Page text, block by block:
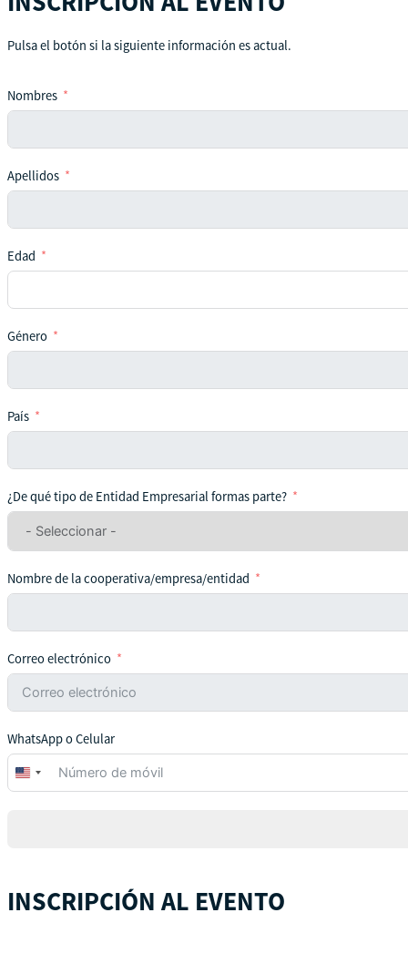
Pulsa el botón si la siguiente información es actual.
Nombres
Apellidos
Edad
Género
País
¿De qué tipo de Entidad Empresarial formas parte?
Nombre de la cooperativa/empresa/entidad
Correo electrónico
WhatsApp o Celular
United
States
INSCRIPCIÓN AL EVENTO